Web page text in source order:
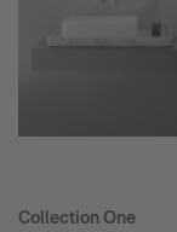
Collection One